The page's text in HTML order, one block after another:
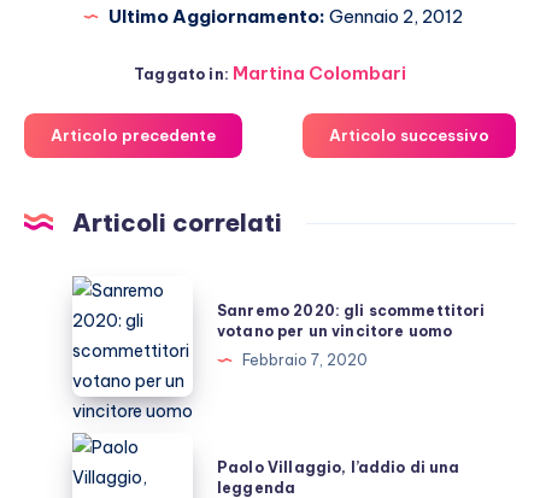
Ultimo Aggiornamento: Gennaio 2, 2012
Taggato in: Martina Colombari
Articolo precedente Articolo successivo
Articoli correlati
Sanremo
2020:
gli
scommettitori
votano
per
un
Sanremo 2020: gli scommettitori
votano per un vincitore uomo
Febbraio 7, 2020
Paolo
Villaggio,
Paolo Villaggio, l’addio di una
leggenda